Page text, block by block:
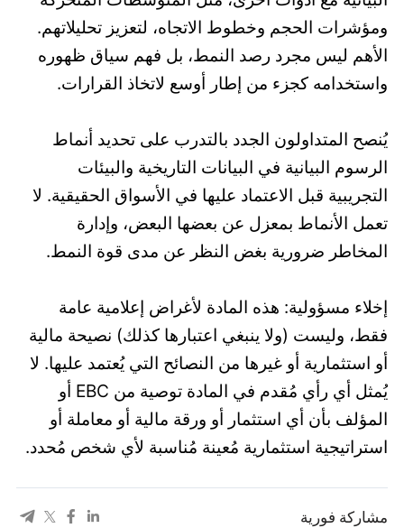
ومؤشرات الحجم وخطوط الاتجاه، لتعزيز تحليلاتهم.
الأهم ليس مجرد رصد النمط، بل فهم سياق ظهوره
واستخدامه كجزء من إطار أوسع لاتخاذ القرارات.
يُنصح المتداولون الجدد بالتدرب على تحديد أنماط
الرسوم البيانية في البيانات التاريخية والبيئات
التجريبية قبل الاعتماد عليها في الأسواق الحقيقية. لا
تعمل الأنماط بمعزل عن بعضها البعض، وإدارة
المخاطر ضرورية بغض النظر عن مدى قوة النمط.
إخلاء مسؤولية: هذه المادة لأغراض إعلامية عامة
فقط، وليست (ولا ينبغي اعتبارها كذلك) نصيحة مالية
أو استثمارية أو غيرها من النصائح التي يُعتمد عليها. لا
يُمثل أي رأي مُقدم في المادة توصية من EBC أو
المؤلف بأن أي استثمار أو ورقة مالية أو معاملة أو
استراتيجية استثمارية مُعينة مُناسبة لأي شخص مُحدد.
مشاركة فورية